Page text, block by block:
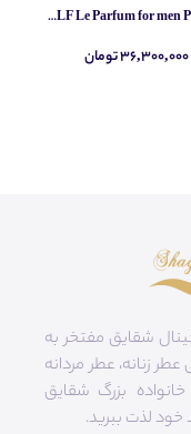
Yves Saint Laurent MYSLF Le Parfum for men Parfum
۳۶,۳۰۰,۰۰۰ تومان
شقایق مفتخر به
زنانه، عطر مردانه
بزرگ شقایق
خود لذت ببرید.